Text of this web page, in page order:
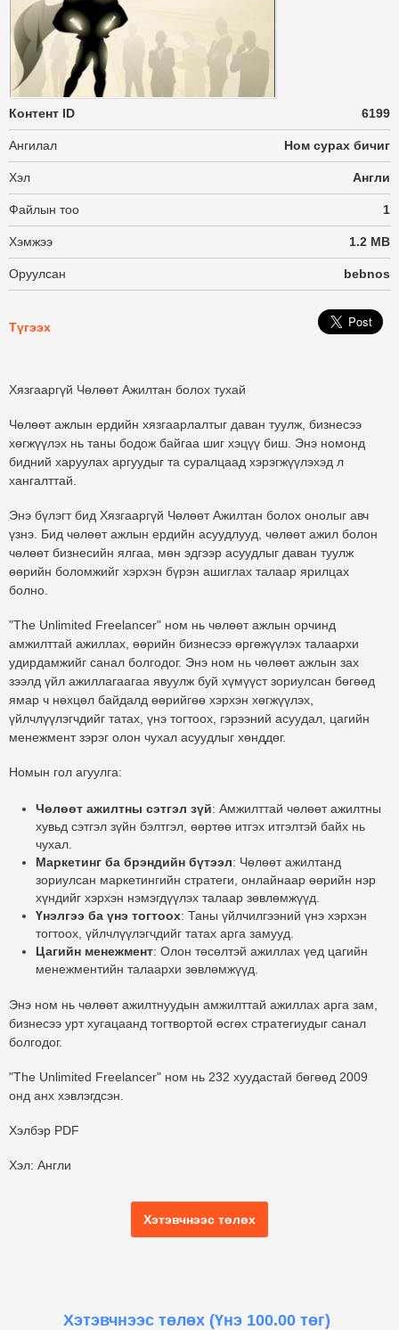
Контент ID 6199
Ангилал Ном сурах бичиг
Хэл Англи
Файлын тоо 1
Хэмжээ 1.2 MB
Оруулсан bebnos
Түгээх
Хязгааргүй Чөлөөт Ажилтан болох тухай
Чөлөөт ажлын ердийн хязгаарлалтыг даван туулж, бизнесээ
хөгжүүлэх нь таны бодож байгаа шиг хэцүү биш. Энэ номонд
бидний харуулах аргуудыг та суралцаад хэрэгжүүлэхэд л
хангалттай.
Энэ бүлэгт бид Хязгааргүй Чөлөөт Ажилтан болох онолыг авч
үзнэ. Бид чөлөөт ажлын ердийн асуудлууд, чөлөөт ажил болон
чөлөөт бизнесийн ялгаа, мөн эдгээр асуудлыг даван туулж
өөрийн боломжийг хэрхэн бүрэн ашиглах талаар ярилцах
болно.
"The Unlimited Freelancer" ном нь чөлөөт ажлын орчинд
амжилттай ажиллах, өөрийн бизнесээ өргөжүүлэх талаархи
удирдамжийг санал болгодог. Энэ ном нь чөлөөт ажлын зах
зээлд үйл ажиллагаагаа явуулж буй хүмүүст зориулсан бөгөөд
ямар ч нөхцөл байдалд өөрийгөө хэрхэн хөгжүүлэх,
үйлчлүүлэгчдийг татах, үнэ тогтоох, гэрээний асуудал, цагийн
менежмент зэрэг олон чухал асуудлыг хөнддөг.
Номын гол агуулга:
Чөлөөт ажилтны сэтгэл зүй: Амжилттай чөлөөт ажилтны
хувьд сэтгэл зүйн бэлтгэл, өөртөө итгэх итгэлтэй байх нь
чухал.
Маркетинг ба брэндийн бүтээл: Чөлөөт ажилтанд
зориулсан маркетингийн стратеги, онлайнаар өөрийн нэр
хүндийг хэрхэн нэмэгдүүлэх талаар зөвлөмжүүд.
Үнэлгээ ба үнэ тогтоох: Таны үйлчилгээний үнэ хэрхэн
тогтоох, үйлчлүүлэгчдийг татах арга замууд.
Цагийн менежмент: Олон төсөлтэй ажиллах үед цагийн
менежментийн талаархи зөвлөмжүүд.
Энэ ном нь чөлөөт ажилтнуудын амжилттай ажиллах арга зам,
бизнесээ урт хугацаанд тогтвортой өсгөх стратегиудыг санал
болгодог.
"The Unlimited Freelancer" ном нь 232 хуудастай бөгөөд 2009
онд анх хэвлэгдсэн.
Хэлбэр PDF
Хэл: Англи
Хэтэвчнээс төлөх
Хэтэвчнээс төлөх (Үнэ 100.00 төг)